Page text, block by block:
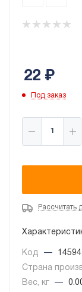
22 ₽
Под заказ
Рассчитать
Код —
14594
Страна
Вес, кг
—